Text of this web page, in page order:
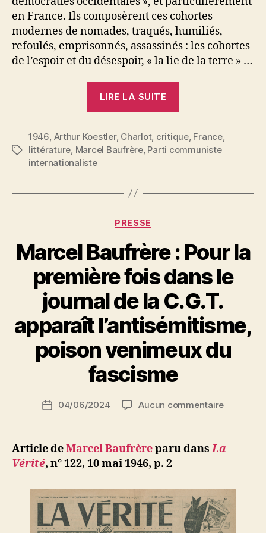
en France. Ils composèrent ces cohortes
modernes de nomades, traqués, humiliés,
refoulés, emprisonnés, assassinés : les cohortes
de l’espoir et du désespoir, « la lie de la terre » …
LIRE LA SUITE
La
Lie
Kœstler »
Étiquettes
1946 Arthur Koestler, Charlot, critique, France,
littérature Marcel Baufrère, Parti communiste
internationaliste
Catégories
PRESSE
Marcel Baufrère : Pour la
première fois dans le
journal de la C.G.T.
apparaît l’antisémitisme,
poison venimeux du
fascisme
a
N
ji
b
Date04/06/2024 Aucun commentairesur
:
Pour
fois
dans
le
Article deMarcel Baufrèreparu dansLa
Vérité, n° 122, 10 mai 1946, p. 2